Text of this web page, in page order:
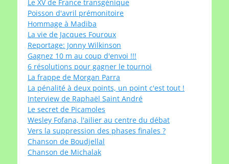
Le XV de France transgénique
Poisson d'avril prémonitoire
Hommage à Madiba
La vie de Jacques Fouroux
Reportage: Jonny Wilkinson
Gagnez 10 m au coup d'envoi !!!
6 résolutions pour gagner le tournoi
La frappe de Morgan Parra
La pénalité à deux points, un point c'est tout !
Interview de Raphaël Saint André
Le secret de Picamoles
Wesley Fofana, l'ailier au centre du débat
Vers la suppression des phases finales ?
Chanson de Boudjellal
Chanson de Michalak